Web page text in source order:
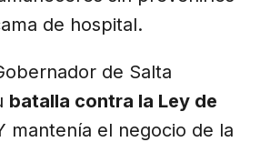
de hospital.
de Salta
batalla contra la Ley de
mantenía el negocio de la